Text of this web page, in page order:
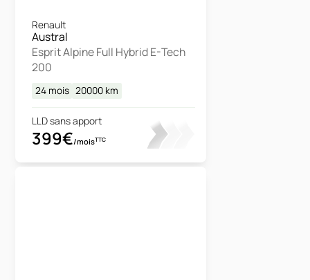
Renault
Austral
Esprit Alpine Full Hybrid E-Tech
200
24 mois 20000 km
LLD sans apport
399€/moisTTC